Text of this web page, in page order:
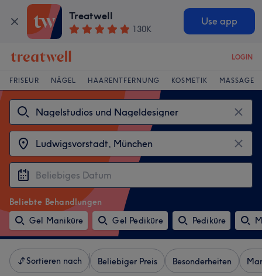
Treatwell
130K
Use app
LOGIN
FRISEUR NÄGEL HAARENTFERNUNG KOSMETIK MASSAGE
Beliebte Behandlungen
Gel Maniküre
Gel Pediküre Pediküre
Sortieren nach Beliebiger Preis Besonderheiten